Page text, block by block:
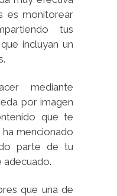
es monitorear
tus
incluyan un
mediante
por imagen
que te
mencionado
parte de tu
adecuado.
que una de